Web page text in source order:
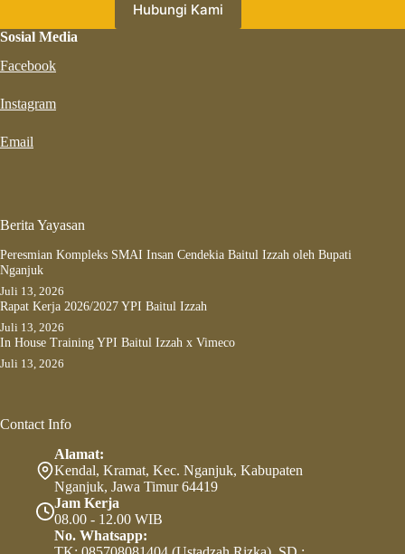
Hubungi Kami
Sosial Media
Facebook
Instagram
Email
Berita Yayasan
Peresmian Kompleks SMAI Insan Cendekia Baitul Izzah oleh Bupati
Nganjuk
Juli 13, 2026
Rapat Kerja 2026/2027 YPI Baitul Izzah
Juli 13, 2026
In House Training YPI Baitul Izzah x Vimeco
Juli 13, 2026
Contact Info
Alamat:
Kendal, Kramat, Kec. Nganjuk, Kabupaten
Nganjuk, Jawa Timur 64419
Jam Kerja
08.00 - 12.00 WIB
No. Whatsapp: